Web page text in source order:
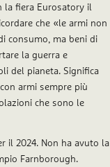
la fiera Eurosatory il
che «le armi non
consumo, ma beni di
la guerra e
del pianeta. Significa
armi sempre più
che sono le
il 2024. Non ha avuto la
Farnborough.